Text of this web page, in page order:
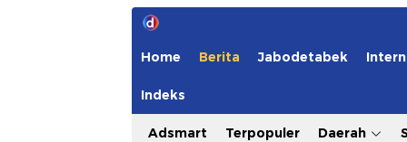
Home Berita Jabodetabek
Indeks
Adsmart Terpopuler Daerah